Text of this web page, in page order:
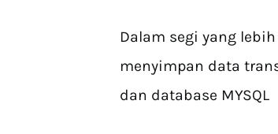
Dalam segi yang
menyimpan data
dan database MYSQL